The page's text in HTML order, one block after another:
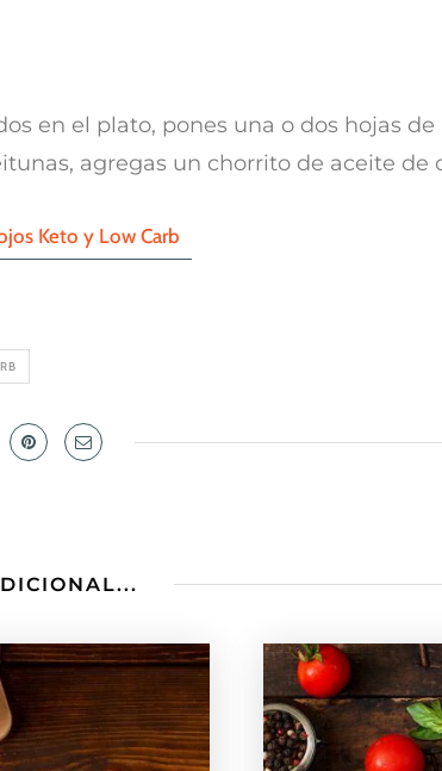
en el plato, pones una o dos hojas
agregas un chorrito de aceite de
Keto y Low Carb